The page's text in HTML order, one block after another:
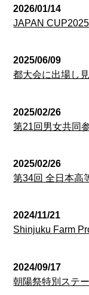
2026/01/14
JAPAN
2025/06/09
都大会に出場し
2025/02/26
第21回男女共同
2025/02/26
第34回 全日本高
2024/11/21
Shinjuku Farm
2024/09/17
朝陽祭特別ステ